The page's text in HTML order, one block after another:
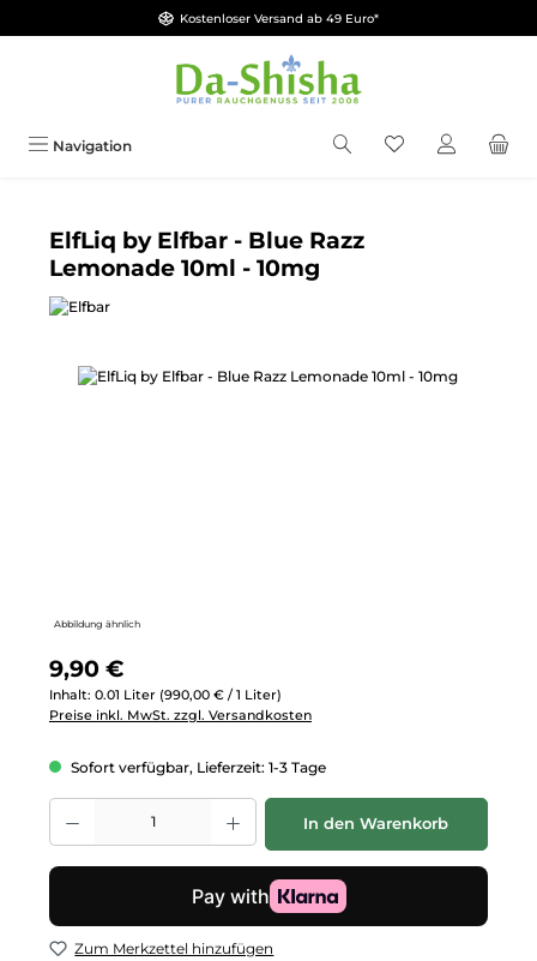
Zum Hauptinhalt springenKostenloser Versand ab 49 Euro*
Navigation Du hast 0
ElfLiq by Elfbar - Blue Razz
Lemonade 10ml - 10mg
Bildergalerie überspringen
Abbildung ähnlich
Regulärer Preis:
9,90 €
Inhalt: 0.01 Liter (990,00 € / 1 Liter)
Preise inkl. MwSt. zzgl. Versandkosten
Sofort verfügbar, Lieferzeit: 1-3 Tage
Produkt Anzahl: Gib den gewünschten Wert ein oder benutze die
In den Warenkorb
Zum Merkzettel hinzufügen